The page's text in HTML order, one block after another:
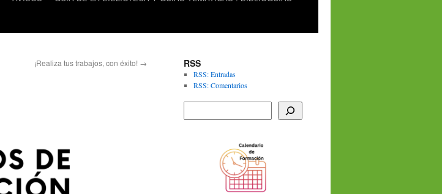
¡Realiza tus trabajos, con éxito! → RSS
RSS: Entradas
RSS: Comentarios